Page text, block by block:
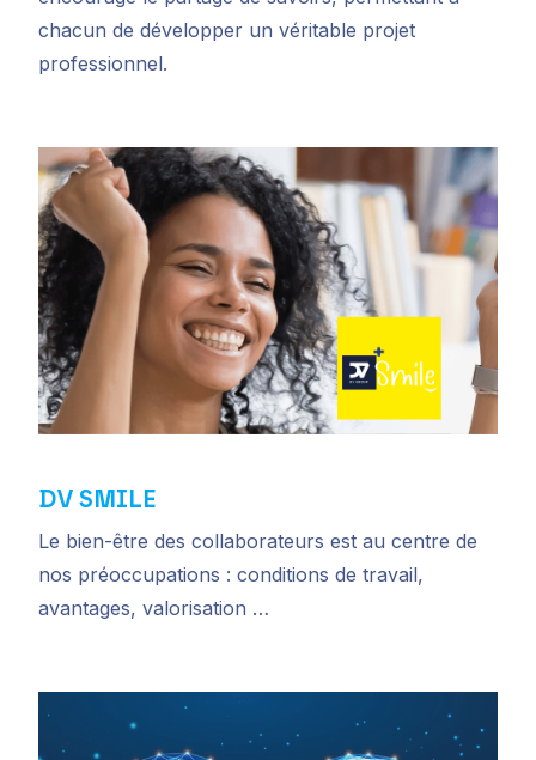
chacun de développer un véritable projet
professionnel.
DV SMILE
Le bien-être des collaborateurs est au centre de
nos préoccupations : conditions de travail,
avantages, valorisation …